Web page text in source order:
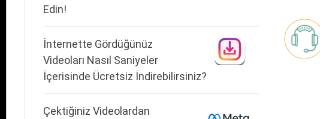
Edin!
İnternette Gördüğünüz
Videoları Nasıl Saniyeler
İçerisinde Ücretsiz İndirebilirsiniz?
Çektiğiniz Videolardan